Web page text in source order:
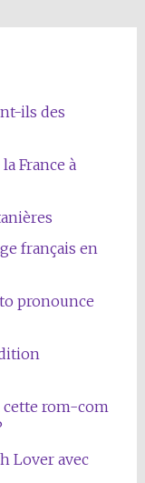
ils des
France à
français en
pronounce
cette rom-com
Lover avec